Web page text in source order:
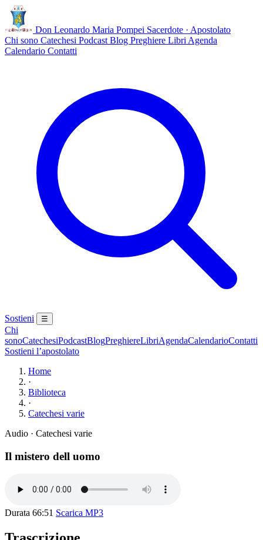
Don Leonardo Maria Pompei Sacerdote · Apostolato
Chi sono Catechesi Podcast Blog Preghiere Libri Agenda
Calendario Contatti
Sostieni ☰
Chi
sonoCatechesiPodcastBlogPreghiereLibriAgendaCalendarioContatti
Sostieni l’apostolato
Home
·
Biblioteca
·
Catechesi varie
Audio · Catechesi varie
Il mistero dell uomo
Durata 66:51 Scarica MP3